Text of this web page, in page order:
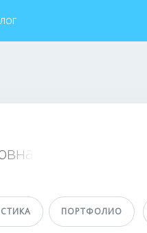
ПОРТФОЛИО